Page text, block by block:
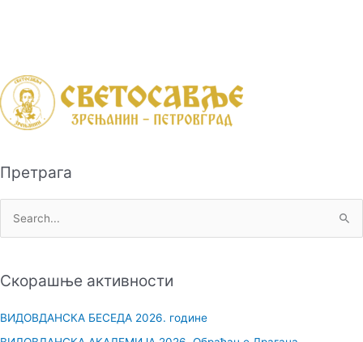
Претрага
тСкорашње активности
ВИДОВДАНСКА БЕСЕДА 2026. године